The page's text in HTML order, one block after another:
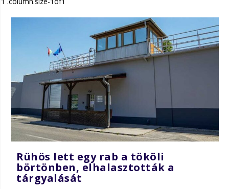
Rühös lett egy rab a tököli
börtönben, elhalasztották a
tárgyalását